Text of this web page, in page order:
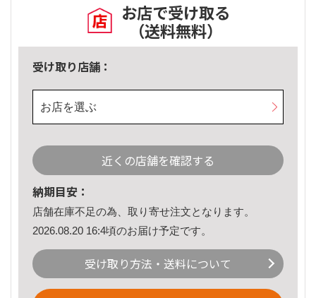
お店で受け取る
（送料無料）
受け取り店舗：
お店を選ぶ
近くの店舗を確認する
納期目安：
店舗在庫不足の為、取り寄せ注文となります。
2026.08.20 16:4頃のお届け予定です。
受け取り方法・送料について